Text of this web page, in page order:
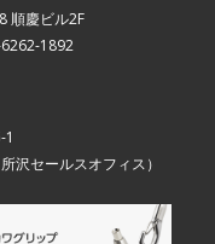
順慶ビル2F
1892
1
所沢セールスオフィス）